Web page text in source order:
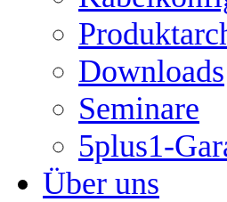
Downloads
Seminare
5plus1-
Über uns